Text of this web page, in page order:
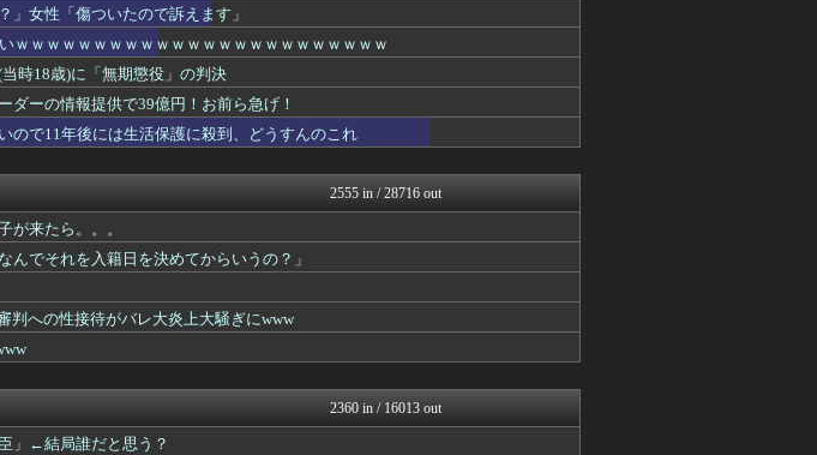
してしまう・・・
でTシャツ素材ｗｗｗ
【2ch】ニュー速クオリテ...
いたので訴えます」
マジキチ速報
ｗｗ
ーセットに個数制限を設けるｗ...
したｗｗｗｗｗｗｗｗｗｗｗ...
バズッター速報
はーとログ
りぷらい速報
ライスが強すぎるｗｗｗｗｗ...
日を決めてからいうの？」
シコして～ん♥」ﾊﾟｼｬｯ
なんJミュージアム
覚wwww
ッッッッッッ！！
コノユビニュース｜みんなの...
が汚らしいとネットの女性たち...
不思議.net - 5ch...
いたしん！
wwwwwww
BIPブログ
・・・
」女性「傷ついたので訴えます」
ｗｗｗｗｗｗｗｗｗｗｗｗｗｗｗｗｗｗｗｗｗｗｗｗ
時18歳)に「無期懲役」の判決
ダーの情報提供で39億円！お前ら急げ！
ので11年後には生活保護に殺到、どうすんのこれ
2555 in / 28716 out
が来たら。。。
でそれを入籍日を決めてからいうの？」
判への性接待がバレ大炎上大騒ぎにwww
2360 in / 16013 out
」←結局誰だと思う？